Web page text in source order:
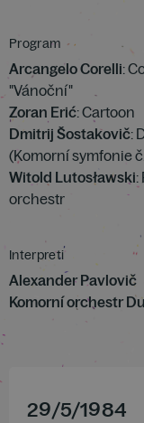
Program
Arcangelo Corelli:
"Vánoční"
Zoran Erić: Cartoon
Dmitrij Šostakovič:
(Komorní symfonie
Witold Lutosławski:
orchestr
Interpreti
Alexander Pavlovič
Komorní orchestr
29/5/1984